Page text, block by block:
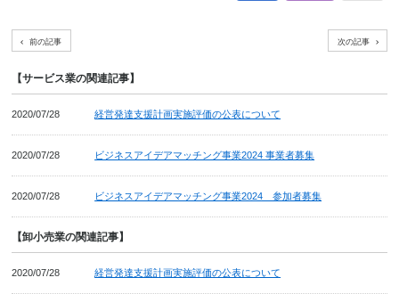
前の記事 次の記事
【サービス業の関連記事】
2020/07/28 経営発達支援計画実施評価の公表について
2020/07/28 ビジネスアイデアマッチング事業2024 事業者募集
2020/07/28 ビジネスアイデアマッチング事業2024 参加者募集
【卸小売業の関連記事】
2020/07/28 経営発達支援計画実施評価の公表について